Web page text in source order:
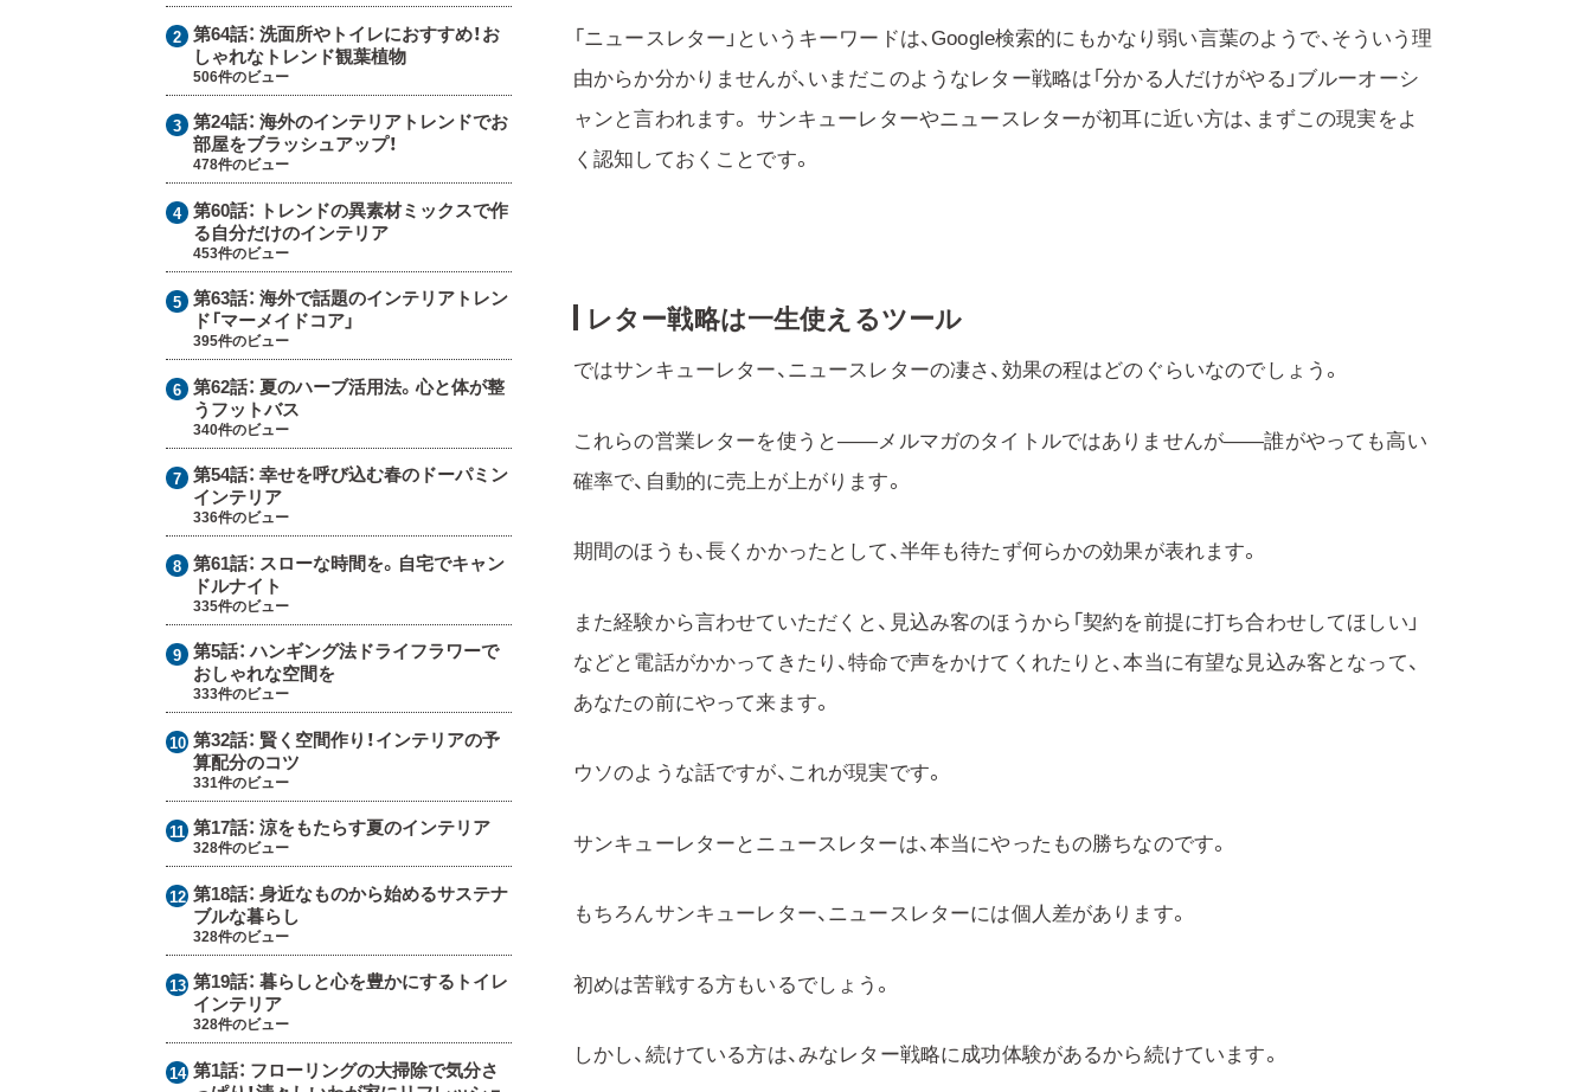
「ニュースレター」というキーワードは、Google検索的にもかなり弱い言葉のようで、そういう理
由からか分かりませんが、いまだこのようなレター戦略は「分かる人だけがやる」ブルーオーシ
ャンと言われます。 サンキューレターやニュースレターが初耳に近い方は、まずこの現実をよ
く認知しておくことです。
レター戦略は一生使えるツール
ではサンキューレター、ニュースレターの凄さ、効果の程はどのぐらいなのでしょう。
これらの営業レターを使うと——メルマガのタイトルではありませんが——誰がやっても高い
確率で、自動的に売上が上がります。
期間のほうも、長くかかったとして、半年も待たず何らかの効果が表れます。
また経験から言わせていただくと、見込み客のほうから「契約を前提に打ち合わせしてほしい」
などと電話がかかってきたり、特命で声をかけてくれたりと、本当に有望な見込み客となって、
あなたの前にやって来ます。
ウソのような話ですが、これが現実です。
サンキューレターとニュースレターは、本当にやったもの勝ちなのです。
もちろんサンキューレター、ニュースレターには個人差があります。
初めは苦戦する方もいるでしょう。
しかし、続けている方は、みなレター戦略に成功体験があるから続けています。
第64話： 洗面所やトイレにおすすめ！お
しゃれなトレンド観葉植物
506件のビュー
第24話： 海外のインテリアトレンドでお
部屋をブラッシュアップ！
478件のビュー
第60話： トレンドの異素材ミックスで作
る自分だけのインテリア
453件のビュー
第63話： 海外で話題のインテリアトレン
ド「マーメイドコア」
395件のビュー
第62話： 夏のハーブ活用法。心と体が整
うフットバス
340件のビュー
第54話： 幸せを呼び込む春のドーパミン
インテリア
336件のビュー
第61話： スローな時間を。自宅でキャン
ドルナイト
335件のビュー
第5話：ハンギング法ドライフラワーで
おしゃれな空間を
333件のビュー
第32話： 賢く空間作り！インテリアの予
算配分のコツ
331件のビュー
第17話： 涼をもたらす夏のインテリア
328件のビュー
第18話： 身近なものから始めるサステナ
ブルな暮らし
328件のビュー
第19話： 暮らしと心を豊かにするトイレ
インテリア
328件のビュー
第1話： フローリングの大掃除で気分さ